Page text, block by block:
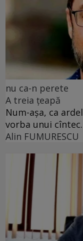
nu ca-n perete
A treia țeapă
Num-așa, ca
vorba unui cîntec.
Alin FUMURESCU